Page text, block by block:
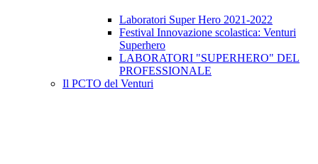
Laboratori Super Hero 2021-2022
Festival Innovazione scolastica: Venturi
Superhero
LABORATORI "SUPERHERO" DEL
PROFESSIONALE
Il PCTO del Venturi